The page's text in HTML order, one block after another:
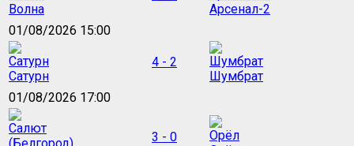
Волна
Арсенал-2
01/08/2026 15:00
Сатурн
4 - 2
Шумбрат
01/08/2026 17:00
3 - 0